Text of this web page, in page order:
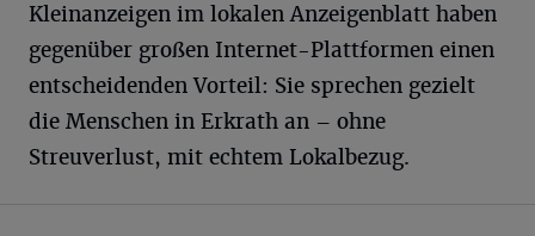
Kleinanzeigen im lokalen Anzeigenblatt haben
gegenüber großen Internet-Plattformen einen
entscheidenden Vorteil: Sie sprechen gezielt
die Menschen in Erkrath an – ohne
Streuverlust, mit echtem Lokalbezug.